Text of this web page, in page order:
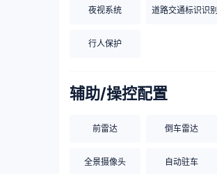
夜视系统 道路交通标识识别
行人保护
辅助/操控配置
前雷达 倒车雷达
全景摄像头 自动驻车